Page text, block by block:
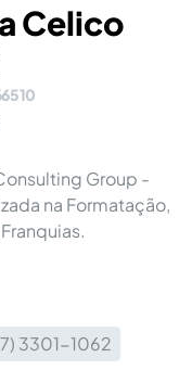
Celico
Group -
na Formatação,
3301-1062